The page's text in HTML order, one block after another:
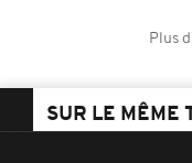
Plus
SUR LE MÊME